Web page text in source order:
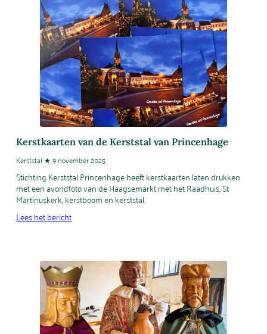
Kerstkaarten van de Kerststal van Princenhage
Kerststal ★ 9 november 2025
Stichting Kerststal Princenhage heeft kerstkaarten laten drukken
met een avondfoto van de Haagsemarkt met het Raadhuis, St
Martinuskerk, kerstboom en kerststal.
Lees het bericht